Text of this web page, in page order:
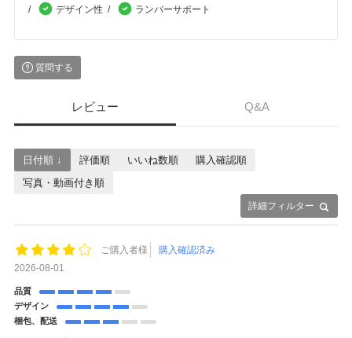
デザイン性
ランバーサポート
質問する
レビュー Q&A
詳細フィルター
日付順 ↓ 評価順 いいね数順
購入確認順
写真・動画付き順
ご購入者様
購入確認済み
2026-08-01
品質
デザイン
梱包、配送